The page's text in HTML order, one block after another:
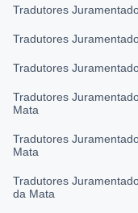
Tradutores
Tradutores
Tradutores
Tradutores
Mata
Tradutores
Mata
Tradutores
da Mata